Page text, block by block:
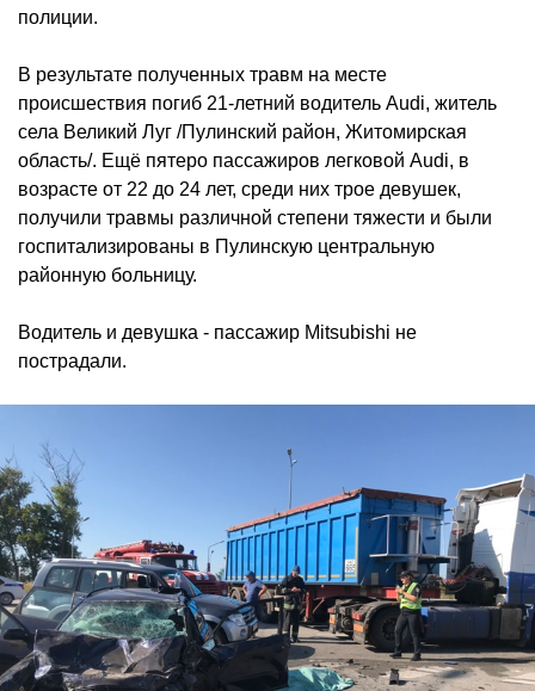
полиции.
В результате полученных травм на месте
происшествия погиб 21-летний водитель Audi, житель
села Великий Луг /Пулинский район, Житомирская
область/. Ещё пятеро пассажиров легковой Audi, в
возрасте от 22 до 24 лет, среди них трое девушек,
получили травмы различной степени тяжести и были
госпитализированы в Пулинскую центральную
районную больницу.
Водитель и девушка - пассажир Mitsubishi не
пострадали.